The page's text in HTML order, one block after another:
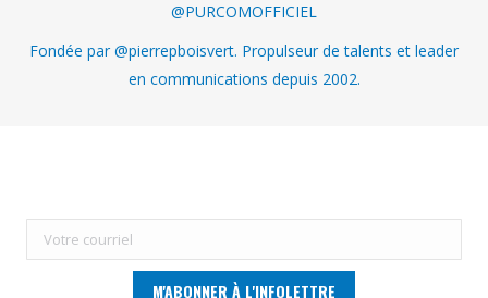
@PURCOMOFFICIEL
Fondée par @pierrepboisvert. Propulseur de talents et leader
en communications depuis 2002.